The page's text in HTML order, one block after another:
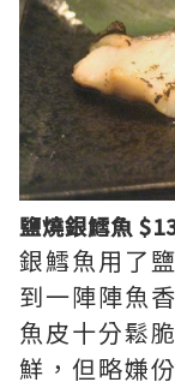
鹽燒銀鱈魚
銀鱈魚用了
到一陣陣魚
魚皮十分鬆
鮮，但略嫌